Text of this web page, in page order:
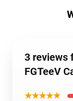
3 reviews
FGTeeV
★★★★★